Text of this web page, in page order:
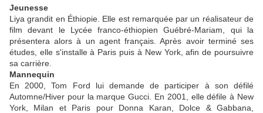
Jeunesse
Liya grandit en Éthiopie. Elle est remarquée par un réalisateur de
film devant le Lycée franco-éthiopien Guébré-Mariam, qui la
présentera alors à un agent français. Après avoir terminé ses
études, elle s'installe à Paris puis à New York, afin de poursuivre
sa carrière.
Mannequin
En 2000, Tom Ford lui demande de participer à son défilé
Automne/Hiver pour la marque Gucci. En 2001, elle défile à New
York, Milan et Paris pour Donna Karan, Dolce & Gabbana,